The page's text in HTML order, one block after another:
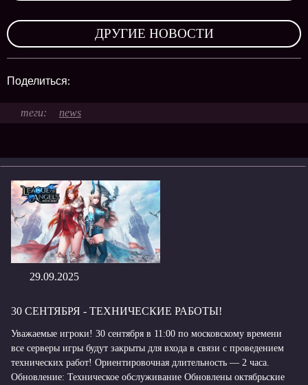
ДРУГИЕ НОВОСТИ
Поделиться:
news
29.09.2025
30 СЕНТЯБРЯ - ТЕХНИЧЕСКИЕ РАБОТЫ!
Уважаемые игроки! 30 сентября в 11:00 по московскому времени
все серверы игры будут закрыты для входа в связи с проведением
технических работ! Ориентировочная длительность — 2 часа.
Обновление: Техническое обслуживание Обновлены октябрьские